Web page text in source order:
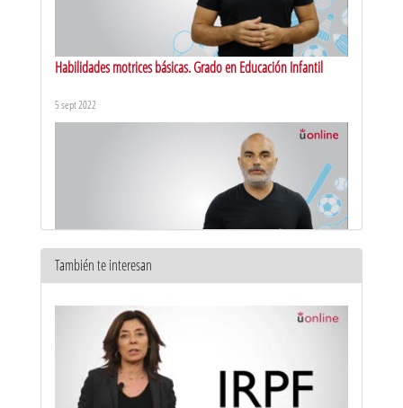
Habilidades motrices básicas. Grado en Educación Infantil
5 sept 2022
También te interesan